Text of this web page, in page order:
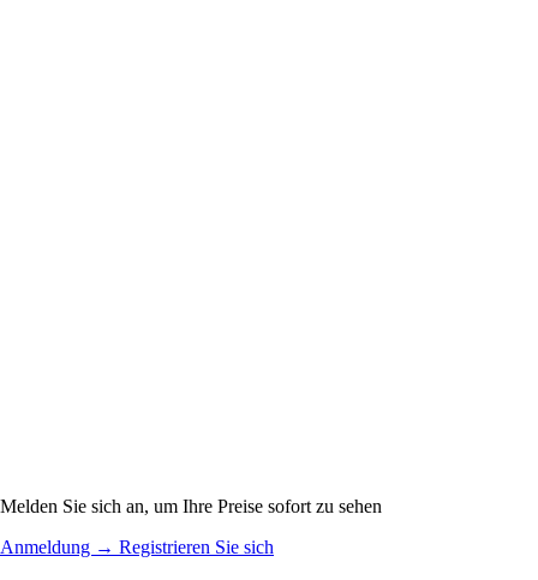
Melden Sie sich an, um Ihre Preise sofort zu sehen
Anmeldung → Registrieren Sie sich